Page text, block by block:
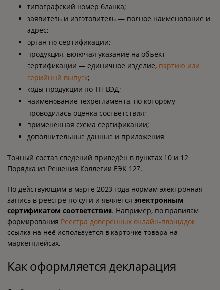
типографский номер бланка;
заявитель и изготовитель — полное наименование и
адрес;
орган по сертификации;
продукция, включая указание на объект
сертификации — единичное изделие, партию или
серийный выпуск;
коды продукции по ТН ВЭД;
наименование техрегламента, по которому
проводилась оценка соответствия;
применённая схема сертификации;
дополнительные данные и приложения.
Точный состав сведений приведён в пунктах 10 и 12
Порядка из Решения Коллегии ЕЭК 127.
По действующим в марте 2023 года нормам электронная
запись в реестре по сути и является электронным
сертификатом соответствия. Например, по правилам
формирования Реестра доверенных онлайн-площадок
ссылка на неё используется в карточке товара на
маркетплейсах.
Как оформляется декларация